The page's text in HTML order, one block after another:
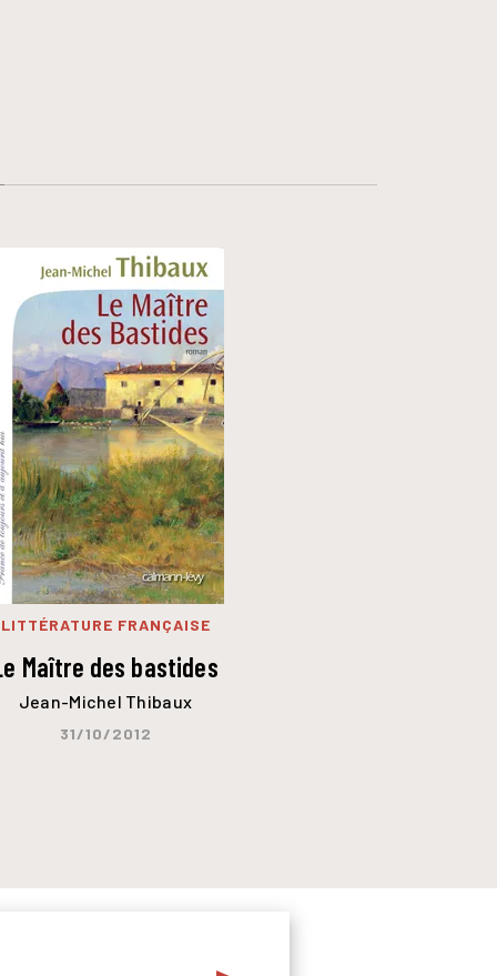
LITTÉRATURE FRANÇAISE
Maître des bastides
Jean-Michel Thibaux
31/10/2012